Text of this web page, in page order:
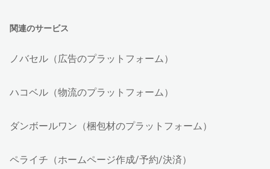
関連のサービス
ノバセル（広告のプラットフォーム）
ハコベル（物流のプラットフォーム）
ダンボールワン（梱包材のプラットフォーム）
ペライチ（ホームページ作成/予約/決済）